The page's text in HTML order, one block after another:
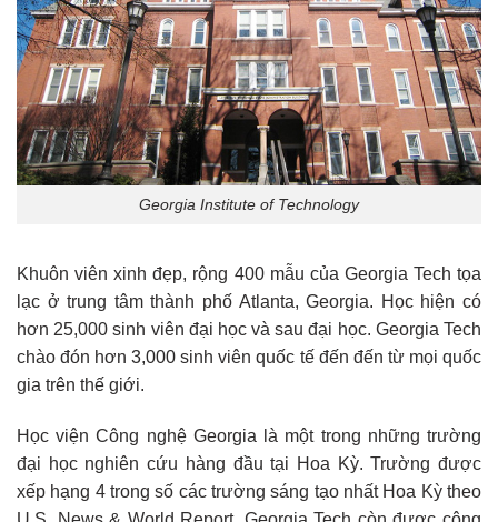
Georgia Institute of Technology
Khuôn viên xinh đẹp, rộng 400 mẫu của Georgia Tech tọa
lạc ở trung tâm thành phố Atlanta, Georgia. Học hiện có
hơn 25,000 sinh viên đại học và sau đại học. Georgia Tech
chào đón hơn 3,000 sinh viên quốc tế đến đến từ mọi quốc
gia trên thế giới.
Học viện Công nghệ Georgia là một trong những trường
đại học nghiên cứu hàng đầu tại Hoa Kỳ. Trường được
xếp hạng 4 trong số các trường sáng tạo nhất Hoa Kỳ theo